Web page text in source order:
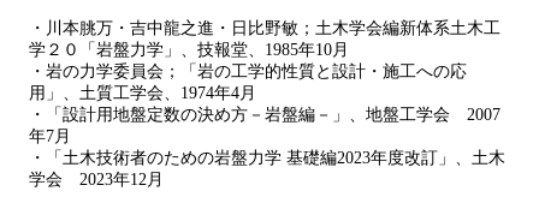
・川本朓万・吉中龍之進・日比野敏；土木学会編新体系土木工
学２０「岩盤力学」、技報堂、1985年10月
・岩の力学委員会；「岩の工学的性質と設計・施工への応
用」、土質工学会、1974年4月
・「設計用地盤定数の決め方－岩盤編－」、地盤工学会 2007
年7月
・「土木技術者のための岩盤力学 基礎編2023年度改訂」、土木
学会 2023年12月